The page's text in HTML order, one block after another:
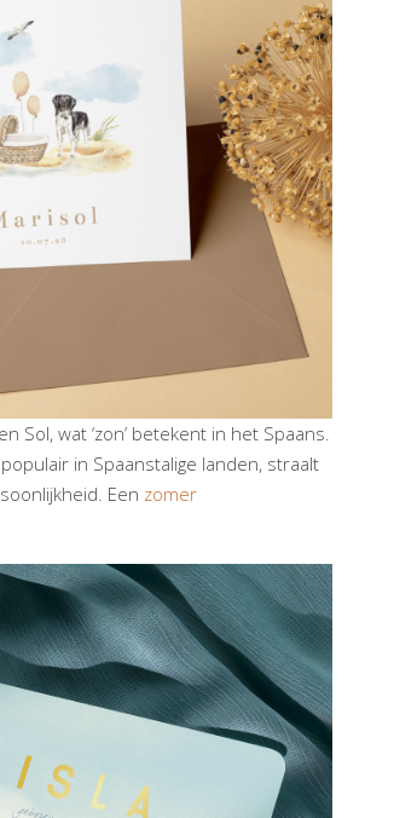
wat ‘zon’ betekent in het Spaans.
in Spaanstalige landen, straalt
Een zomer